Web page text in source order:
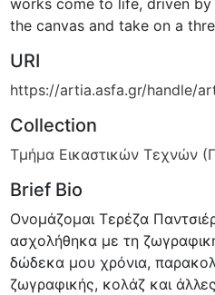
the canvas and take on a
URI
https://artia.asfa.gr/handle/
Collection
Τμήμα Εικαστικών Τεχνών
Brief Bio
Ονομάζομαι Τερέζα
ασχολήθηκα με τη
δώδεκα μου χρόνια,
ζωγραφικής, κολάζ και